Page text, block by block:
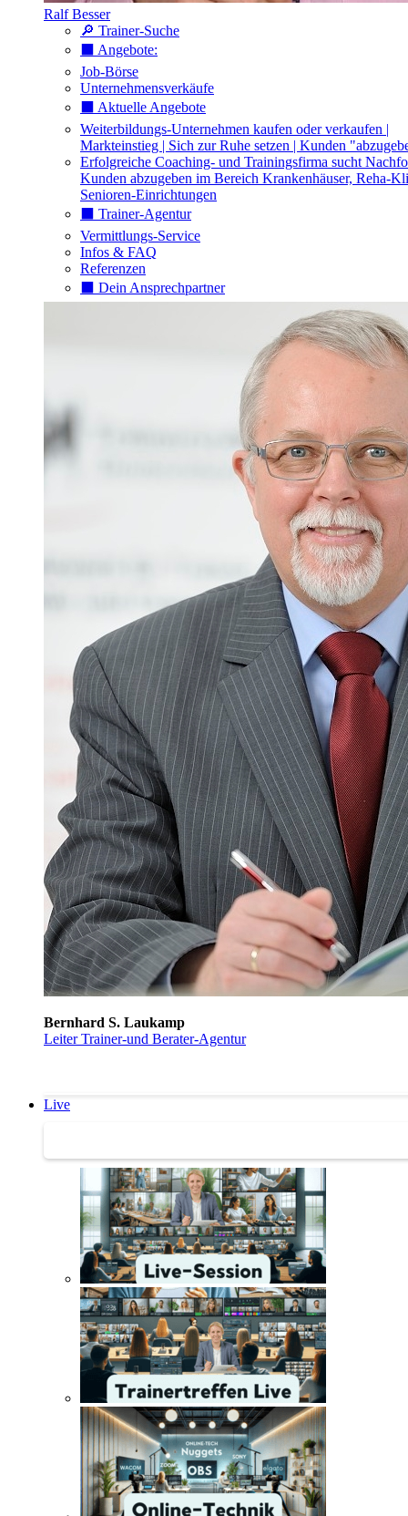
Ralf Besser
🔎 Trainer-Suche
⬛️ Angebote:
Job-Börse
Unternehmensverkäufe
⬛️ Aktuelle Angebote
Weiterbildungs-Unternehmen kaufen oder verkaufen |
Markteinstieg | Sich zur Ruhe setzen | Kunden
Erfolgreiche Coaching- und Trainingsfirma sucht
Kunden abzugeben im Bereich Krankenhäuser, Reha-
Senioren-Einrichtungen
⬛️ Trainer-Agentur
Vermittlungs-Service
Infos & FAQ
Referenzen
⬛️ Dein Ansprechpartner
Bernhard S. Laukamp
Leiter Trainer-und Berater-Agentur
Live